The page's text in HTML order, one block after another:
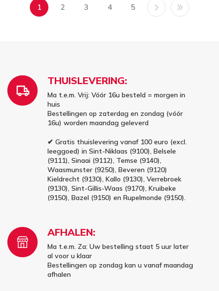
1 2 3 4 5
THUISLEVERING:
Ma t.e.m. Vrij: Vóór 16u besteld = morgen in
huis
Bestellingen op zaterdag en zondag (vóór
16u) worden maandag geleverd
✔ Gratis thuislevering vanaf 100 euro (excl.
leeggoed) in Sint-Niklaas (9100), Belsele
(9111), Sinaai (9112), Temse (9140),
Waasmunster (9250), Beveren (9120)
Kieldrecht (9130), Kallo (9130), Verrebroek
(9130), Sint-Gillis-Waas (9170), Kruibeke
(9150), Bazel (9150) en Rupelmonde (9150).
AFHALEN:
Ma t.e.m. Za: Uw bestelling staat 5 uur later
al voor u klaar
Bestellingen op zondag kan u vanaf maandag
afhalen